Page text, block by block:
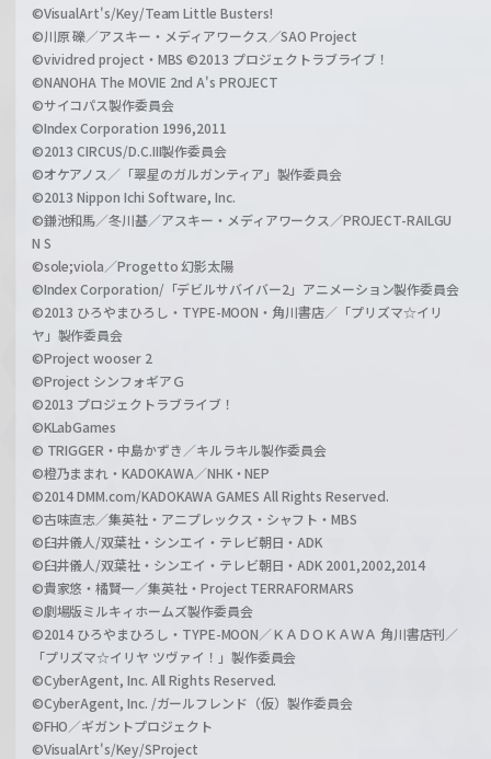
©VisualArt's/Key/Team Little Busters!
©川原 礫／アスキー・メディアワークス／SAO Project
©vividred project・MBS ©2013 プロジェクトラブライブ！
©NANOHA The MOVIE 2nd A's PROJECT
©サイコパス製作委員会
©Index Corporation 1996,2011
©2013 CIRCUS/D.C.III製作委員会
©オケアノス／「翠星のガルガンティア」製作委員会
©2013 Nippon Ichi Software, Inc.
©鎌池和馬／冬川基／アスキー・メディアワークス／PROJECT-RAILGU
N S
©sole;viola／Progetto 幻影太陽
©Index Corporation/「デビルサバイバー2」アニメーション製作委員会
©2013 ひろやまひろし・TYPE-MOON・角川書店／「プリズマ☆イリ
ヤ」製作委員会
©Project wooser 2
©Project シンフォギアＧ
©2013 プロジェクトラブライブ！
©KLabGames
© TRIGGER・中島かずき／キルラキル製作委員会
©橙乃ままれ・KADOKAWA／NHK・NEP
©2014 DMM.com/KADOKAWA GAMES All Rights Reserved.
©古味直志／集英社・アニプレックス・シャフト・MBS
©臼井儀人/双葉社・シンエイ・テレビ朝日・ADK
©臼井儀人/双葉社・シンエイ・テレビ朝日・ADK 2001,2002,2014
©貴家悠・橘賢一／集英社・Project TERRAFORMARS
©劇場版ミルキィホームズ製作委員会
©2014 ひろやまひろし・TYPE-MOON／ＫＡＤＯＫＡＷＡ 角川書店刊／
「プリズマ☆イリヤ ツヴァイ！」製作委員会
©CyberAgent, Inc. All Rights Reserved.
©CyberAgent, Inc. /ガールフレンド（仮）製作委員会
©FHO／ギガントプロジェクト
©VisualArt's/Key/SProject